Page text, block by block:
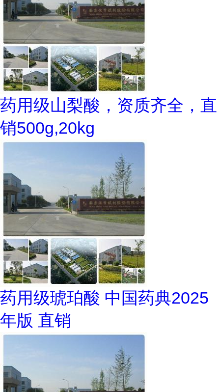
药用级山梨酸，资质齐全，直
销500g,20kg
药用级琥珀酸 中国药典2025
年版 直销